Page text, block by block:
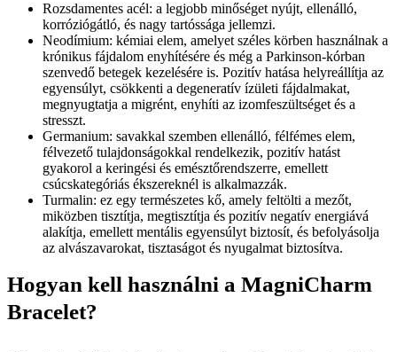
Rozsdamentes acél: a legjobb minőséget nyújt, ellenálló,
korróziógátló, és nagy tartóssága jellemzi.
Neodímium: kémiai elem, amelyet széles körben használnak a
krónikus fájdalom enyhítésére és még a Parkinson-kórban
szenvedő betegek kezelésére is. Pozitív hatása helyreállítja az
egyensúlyt, csökkenti a degeneratív ízületi fájdalmakat,
megnyugtatja a migrént, enyhíti az izomfeszültséget és a
stresszt.
Germanium: savakkal szemben ellenálló, félfémes elem,
félvezető tulajdonságokkal rendelkezik, pozitív hatást
gyakorol a keringési és emésztőrendszerre, emellett
csúcskategóriás ékszereknél is alkalmazzák.
Turmalin: ez egy természetes kő, amely feltölti a mezőt,
miközben tisztítja, megtisztítja és pozitív negatív energiává
alakítja, emellett mentális egyensúlyt biztosít, és befolyásolja
az alvászavarokat, tisztaságot és nyugalmat biztosítva.
Hogyan kell használni a MagniCharm
Bracelet?